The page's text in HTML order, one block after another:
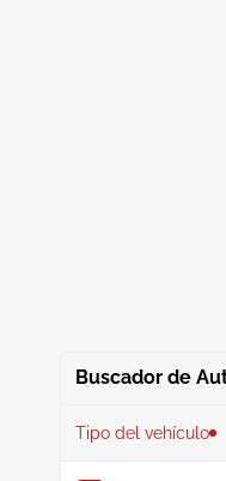
Buscador de
Tipo del vehículo